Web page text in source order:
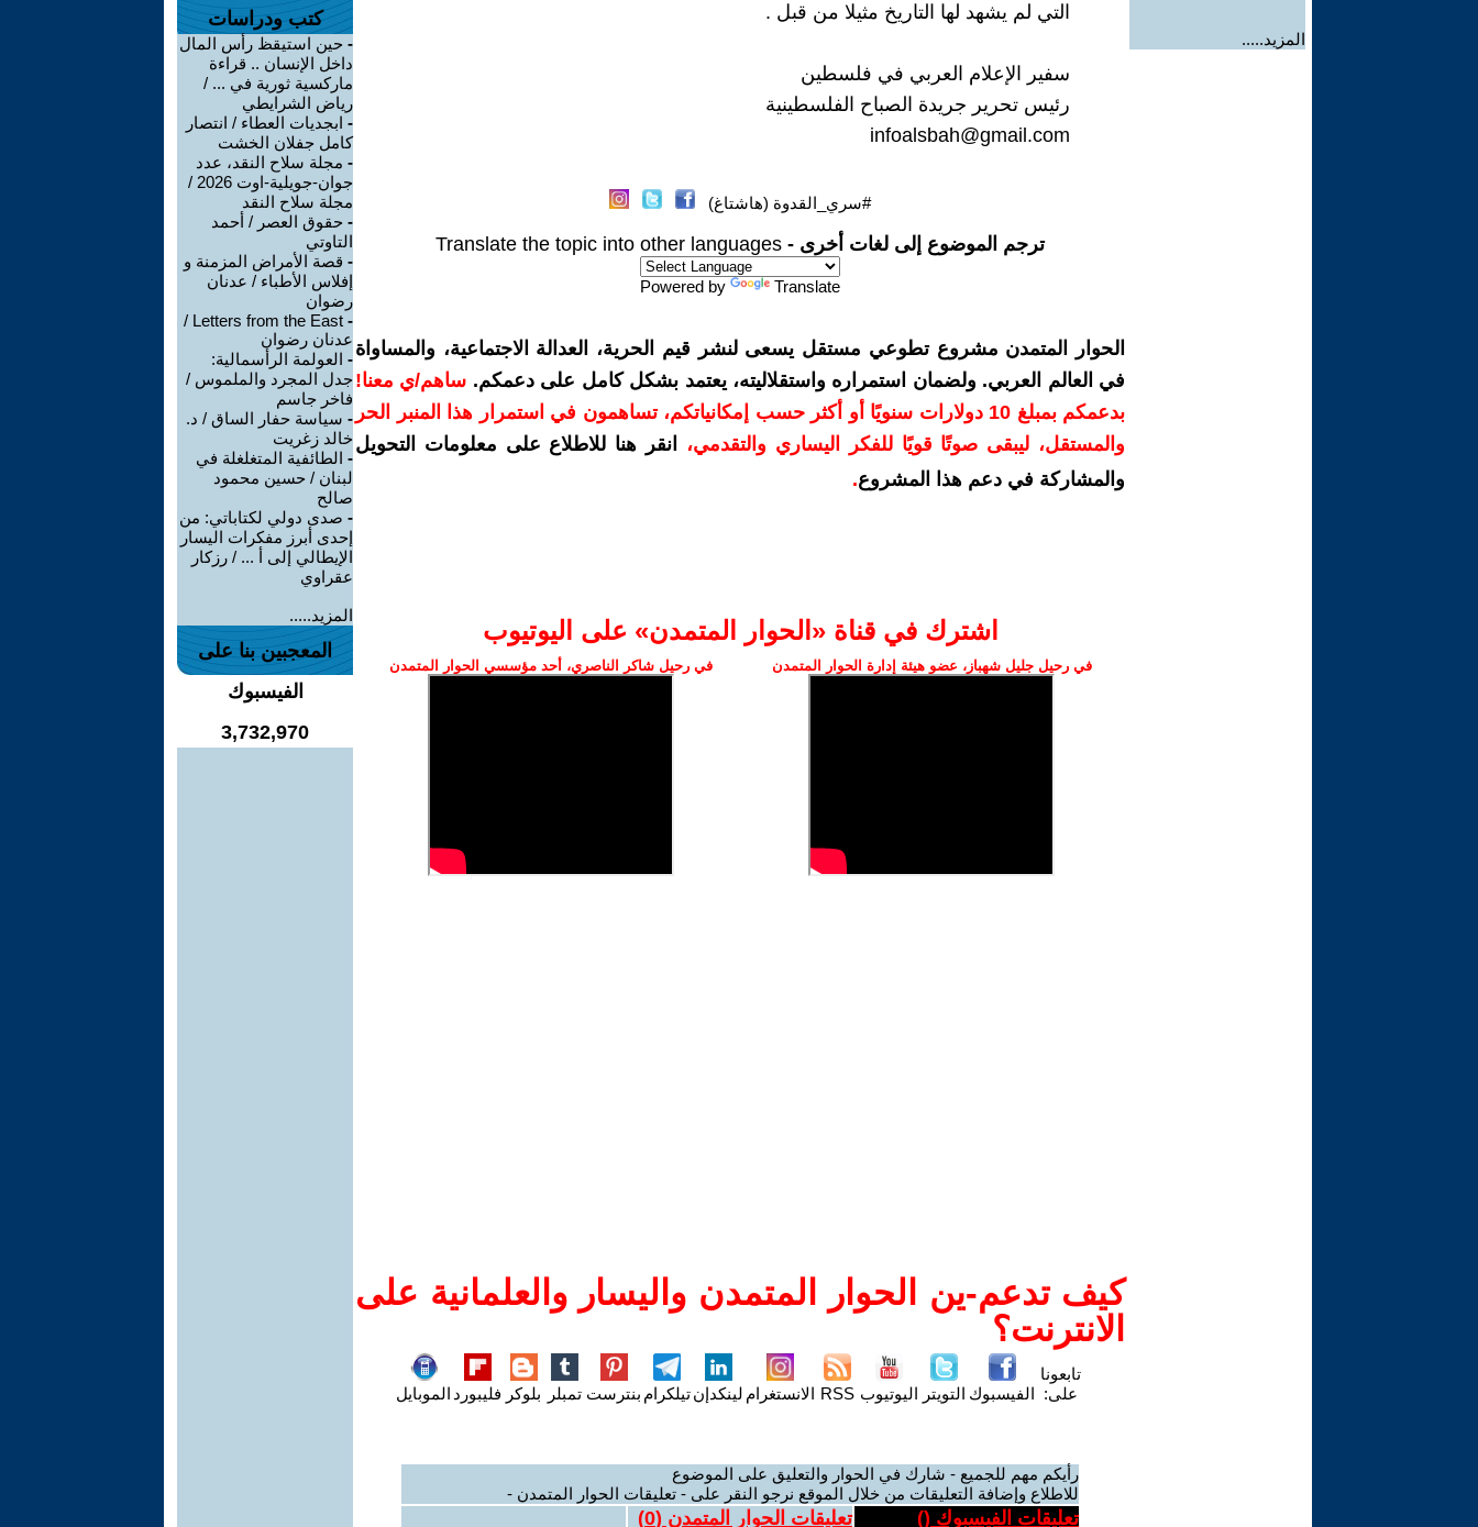
المزيد.....
التي لم يشهد لها التاريخ مثيلا من قبل .
سفير الإعلام العربي في فلسطين
رئيس تحرير جريدة الصباح الفلسطينية
infoalsbah@gmail.com
#سري_القدوة (هاشتاغ)
ترجم الموضوع إلى لغات أخرى - Translate the topic into other languages
Powered by Translate
الحوار المتمدن مشروع تطوعي مستقل يسعى لنشر قيم الحرية، العدالة الاجتماعية، والمساواة
في العالم العربي. ولضمان استمراره واستقلاليته، يعتمد بشكل كامل على دعمكم. ساهم/ي معنا!
بدعمكم بمبلغ 10 دولارات سنويًا أو أكثر حسب إمكانياتكم، تساهمون في استمرار هذا المنبر الحر
والمستقل، ليبقى صوتًا قويًا للفكر اليساري والتقدمي،
انقر هنا للاطلاع على معلومات التحويل
والمشاركة في دعم هذا المشروع.
اشترك في قناة ‫«الحوار المتمدن» على اليوتيوب
في رحيل جليل شهباز، عضو هيئة إدارة الحوار المتمدن في رحيل شاكر الناصري، أحد مؤسسي الحوار المتمدن
كيف تدعم-ين الحوار المتمدن واليسار والعلمانية على
الانترنت؟
تابعونا
على: الفيسبوك التويتر اليوتيوب RSS الانستغرام لينكدإنتيلكرام بنترست تمبلر بلوكر فليبورد الموبايل
رأيكم مهم للجميع - شارك في الحوار والتعليق على الموضوع
للاطلاع وإضافة التعليقات من خلال الموقع نرجو النقر على - تعليقات الحوار المتمدن -
تعليقات الفيسبوك () تعليقات الحوار المتمدن (0
)
كتب ودراسات
- حين استيقظ رأس المال
داخل الإنسان .. قراءة
ماركسية ثورية في ... /
رياض الشرايطي
- ابجديات العطاء / انتصار
كامل جفلان الخشت
- مجلة سلاح النقد، عدد
جوان-جويلية-اوت 2026 /
مجلة سلاح النقد
- حقوق العصر / أحمد
التاوتي
- قصة الأمراض المزمنة و
إفلاس الأطباء / عدنان
رضوان
-
Letters from the East /
عدنان رضوان
- العولمة الرأسمالية:
جدل المجرد والملموس /
فاخر جاسم
- سياسة حفار الساق / د.
خالد زغريت
- الطائفية المتغلغلة في
لبنان / حسين محمود
صالح
- صدى دولي لكتاباتي: من
إحدى أبرز مفكرات اليسار
الإيطالي إلى أ ... / رزكار
عقراوي
المزيد.....
المعجبين بنا على
الفيسبوك
3,732,970